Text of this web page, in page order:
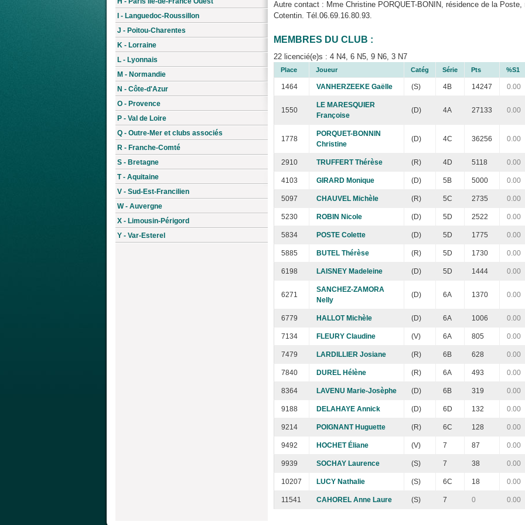
I - Languedoc-Roussillon
J - Poitou-Charentes
K - Lorraine
L - Lyonnais
M - Normandie
N - Côte-d'Azur
O - Provence
P - Val de Loire
Q - Outre-Mer et clubs associés
R - Franche-Comté
S - Bretagne
T - Aquitaine
V - Sud-Est-Francilien
W - Auvergne
X - Limousin-Périgord
Y - Var-Esterel
Autre contact : Mme Christine PORQUET-BONIN, résidence de la Poste,
Cotentin. Tél.06.69.16.80.93.
MEMBRES DU CLUB :
22 licencié(e)s : 4 N4, 6 N5, 9 N6, 3 N7
Place Joueur Catég Série Pts %S1
1464 VANHERZEEKE Gaëlle (S) 4B 14247 0.00
1550
LE MARESQUIER
Françoise
(D) 4A 27133 0.00
1778
PORQUET-BONNIN
Christine
(D) 4C 36256 0.00
2910 TRUFFERT Thérèse (R) 4D 5118 0.00
4103 GIRARD Monique (D) 5B 5000 0.00
5097 CHAUVEL Michèle (R) 5C 2735 0.00
5230 ROBIN Nicole (D) 5D 2522 0.00
5834 POSTE Colette (D) 5D 1775 0.00
5885 BUTEL Thérèse (R) 5D 1730 0.00
6198 LAISNEY Madeleine (D) 5D 1444 0.00
6271
SANCHEZ-ZAMORA
Nelly
(D) 6A 1370 0.00
6779 HALLOT Michèle (D) 6A 1006 0.00
7134 FLEURY Claudine (V) 6A 805 0.00
7479 LARDILLIER Josiane (R) 6B 628 0.00
7840 DUREL Hélène (R) 6A 493 0.00
8364 LAVENU Marie-Josèphe (D) 6B 319 0.00
9188 DELAHAYE Annick (D) 6D 132 0.00
9214 POIGNANT Huguette (R) 6C 128 0.00
9492 HOCHET Éliane (V) 7 87 0.00
9939 SOCHAY Laurence (S) 7 38 0.00
10207 LUCY Nathalie (S) 6C 18 0.00
11541 CAHOREL Anne Laure (S) 7 0 0.00